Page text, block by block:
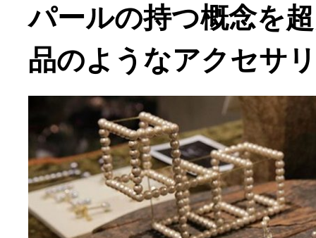
パールの持つ概念を
品のようなアクセサ